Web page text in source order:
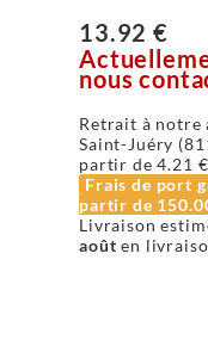
13.92 €
nous
Retrait à notre
Saint-Juéry
partir de4.21 €
Frais de port
partir de
Livraison
août en